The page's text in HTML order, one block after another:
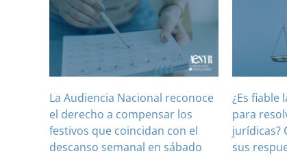
La Audiencia Nacional reconoce
el derecho a compensar los
festivos que coincidan con el
descanso semanal en sábado
¿Es fiable
para
jurídicas?
sus